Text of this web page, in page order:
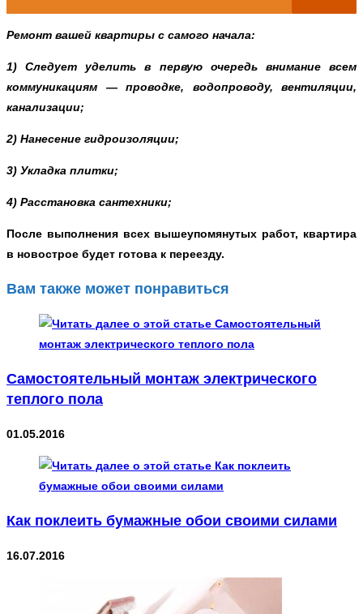
Ремонт вашей квартиры с самого начала:
1) Следует уделить в первую очередь внимание всем
коммуникациям — проводке, водопроводу, вентиляции,
канализации;
2) Нанесение гидроизоляции;
3) Укладка плитки;
4) Расстановка сантехники;
После выполнения всех вышеупомянутых работ, квартира
в новострое будет готова к переезду.
Вам также может понравиться
Самостоятельный монтаж электрического
теплого пола
01.05.2016
Как поклеить бумажные обои своими силами
16.07.2016